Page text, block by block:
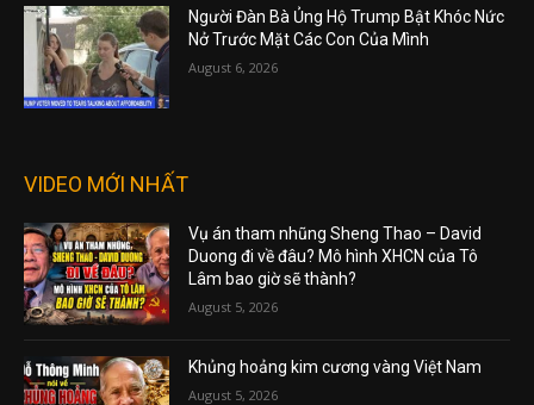
Người Đàn Bà Ủng Hộ Trump Bật Khóc Nức
Nở Trước Mặt Các Con Của Mình
August 6, 2026
VIDEO MỚI NHẤT
Vụ án tham nhũng Sheng Thao – David
Duong đi về đâu? Mô hình XHCN của Tô
Lâm bao giờ sẽ thành?
August 5, 2026
Khủng hoảng kim cương vàng Việt Nam
August 5, 2026